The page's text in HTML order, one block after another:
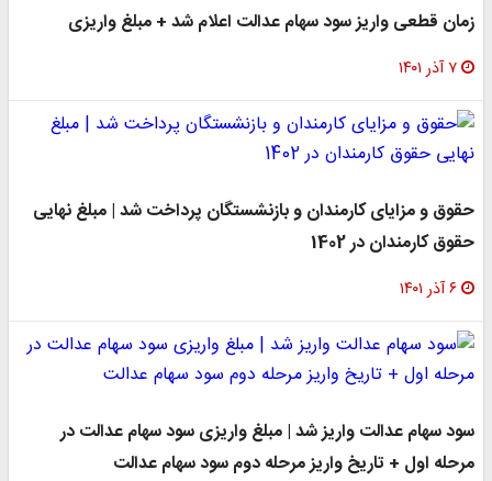
زمان قطعی واریز سود سهام عدالت اعلام شد + مبلغ واریزی
۷ آذر ۱۴۰۱
حقوق و مزایای کارمندان و بازنشستگان پرداخت شد | مبلغ نهایی
حقوق کارمندان در 1402
۶ آذر ۱۴۰۱
سود سهام عدالت واریز شد | مبلغ واریزی سود سهام عدالت در
مرحله اول + تاریخ واریز مرحله دوم سود سهام عدالت